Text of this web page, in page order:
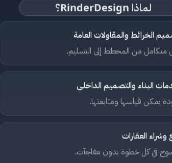
لماذا RinderDesign؟
الخرائط والمقاولات العامة
متكامل من المخطط إلى التسليم.
البناء والتصميم الداخلى
يمكن قياسها ومتابعتها.
وشراء العقارات
في كل خطوة بدون مفاجآت.